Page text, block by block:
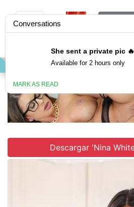
GALLERY
Descargar 'Nina